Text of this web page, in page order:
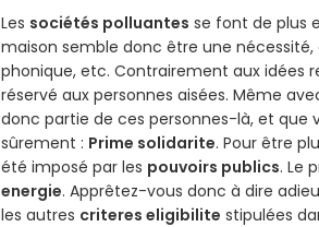
Les sociétés polluantes se font de plus
maison semble donc être une
phonique, etc. Contrairement aux idées
réservé aux personnes aisées. Même
donc partie de ces personnes-là, et que
sûrement : Prime solidarite. Pour être
été imposé par les pouvoirs publics. Le
energie. Apprêtez-vous donc à dire
les autres criteres eligibilite stipulées